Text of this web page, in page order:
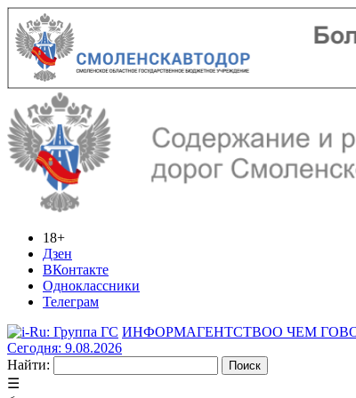
18+
Дзен
ВКонтакте
Одноклассники
Телеграм
ИНФОРМАГЕНТСТВОО ЧЕМ
Сегодня: 9.08.2026
Найти:
☰